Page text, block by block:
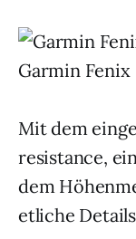
Garmin Fenix
Mit dem
resistance,
dem
etliche